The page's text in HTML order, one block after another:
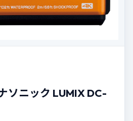
ソニック LUMIX DC-